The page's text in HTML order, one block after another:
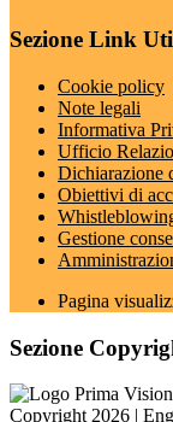
Sezione Link
Cookie policy
Note legali
Informativa
Ufficio
Dichiarazione
Obiettivi di
Gestione
Pagina
Sezione
Copyright 2026 |